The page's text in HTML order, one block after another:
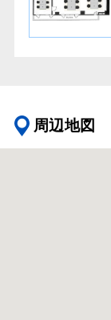
周辺地図